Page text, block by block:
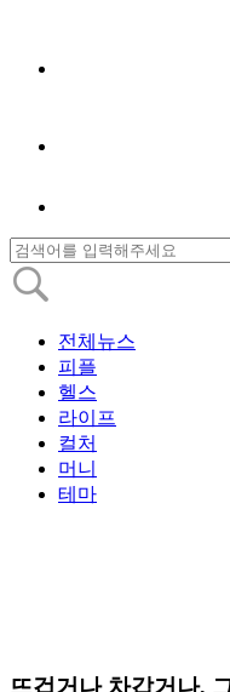
전체뉴스
피플
헬스
라이프
컬처
머니
테마
뜨겁거나 차갑거나,